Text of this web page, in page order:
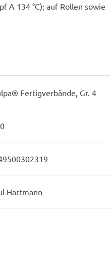
A 134 °C); auf Rollen sowie
Fertigverbände, Gr. 4
Hartmann